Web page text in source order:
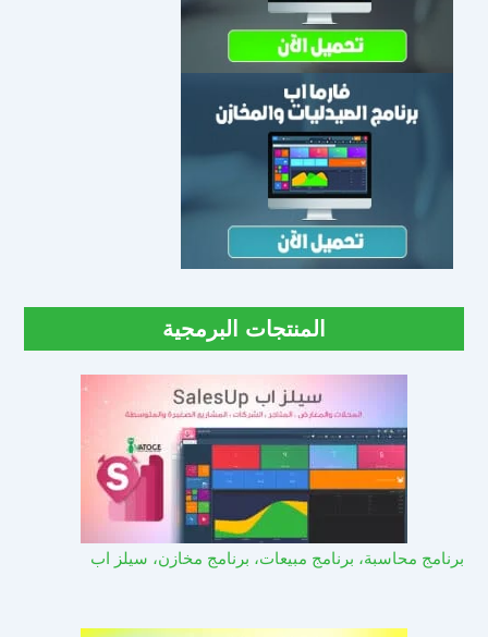
المنتجات البرمجية
برنامج محاسبة، برنامج مبيعات، برنامج مخازن، سيلز اب